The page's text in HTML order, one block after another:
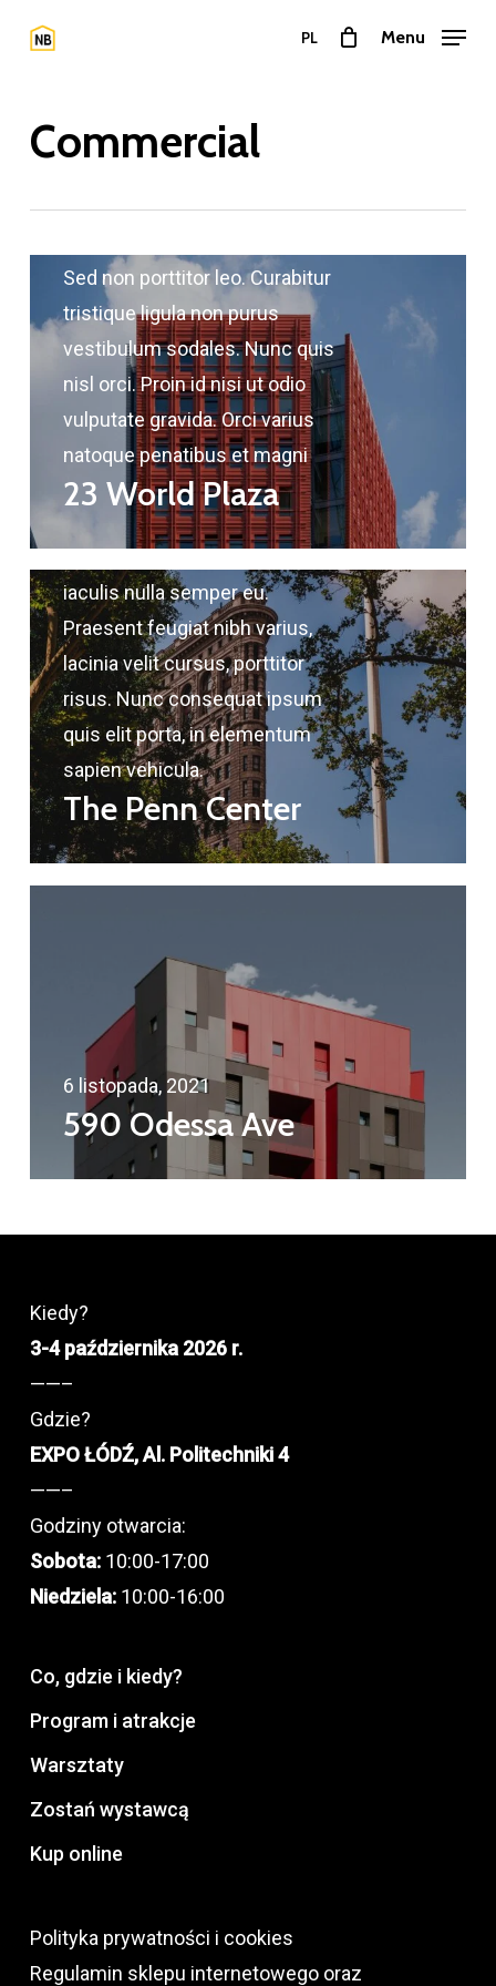
głównej
PL Menu
Commercial
Sed non porttitor leo. Curabitur
tristique ligula non purus
vestibulum sodales. Nunc quis
nisl orci. Proin id nisi ut odio
vulputate gravida. Orci varius
natoque penatibus et magni
23 World Plaza
Nulla cursus orci turpis, in
iaculis nulla semper eu.
Praesent feugiat nibh varius,
lacinia velit cursus, porttitor
risus. Nunc consequat ipsum
quis elit porta, in elementum
sapien vehicula.
The Penn Center
6 listopada, 2021
590 Odessa Ave
Kiedy?
3-4 października 2026 r.
——–
Gdzie?
EXPO ŁÓDŹ, Al. Politechniki 4
——–
Godziny otwarcia:
Sobota:10:00-17:00
Niedziela:10:00-16:00
Co, gdzie i kiedy?
Program i atrakcje
Warsztaty
Zostań wystawcą
Kup online
Polityka prywatności i cookies
Regulamin sklepu internetowego oraz